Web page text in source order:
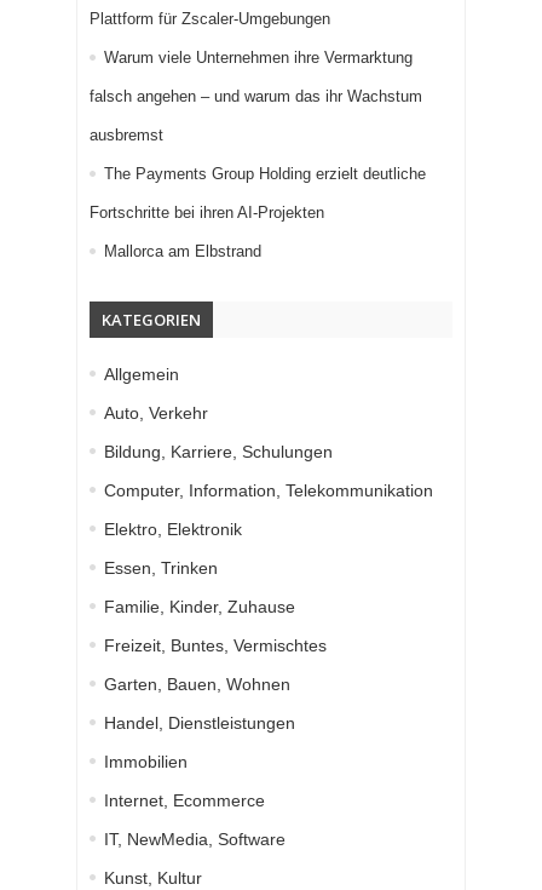
Plattform für Zscaler-Umgebungen
Warum viele Unternehmen ihre Vermarktung
falsch angehen – und warum das ihr Wachstum
ausbremst
The Payments Group Holding erzielt deutliche
Fortschritte bei ihren AI-Projekten
Mallorca am Elbstrand
KATEGORIEN
Allgemein
Auto, Verkehr
Bildung, Karriere, Schulungen
Computer, Information, Telekommunikation
Elektro, Elektronik
Essen, Trinken
Familie, Kinder, Zuhause
Freizeit, Buntes, Vermischtes
Garten, Bauen, Wohnen
Handel, Dienstleistungen
Immobilien
Internet, Ecommerce
IT, NewMedia, Software
Kunst, Kultur